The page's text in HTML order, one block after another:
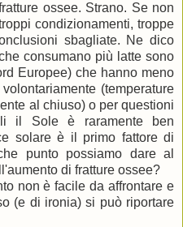
ossee. Strano. Se non
condizionamenti, troppe
sbagliate. Ne dico
consumano più latte sono
Europee) che hanno meno
(temperature
al chiuso) o per questioni
il Sole è raramente ben
solare è il primo fattore di
punto possiamo dare al
di fratture ossee?
non è facile da affrontare e
(e di ironia) si può riportare